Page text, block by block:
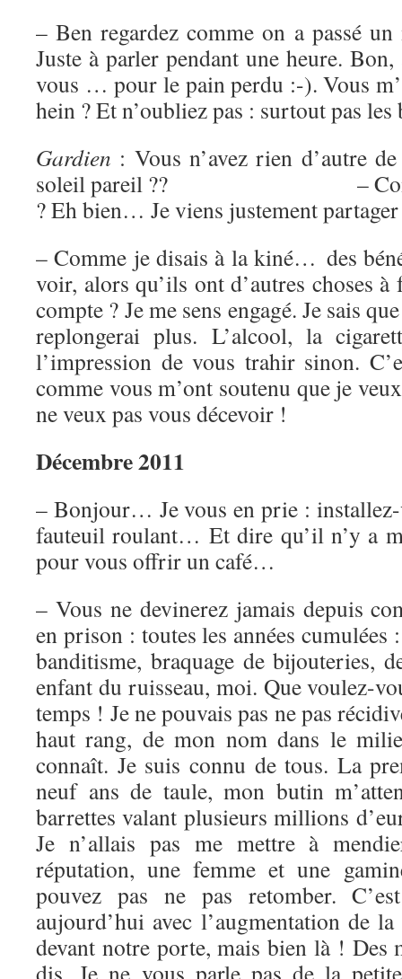
– Ben regardez comme on a passé
Juste à parler pendant une heure.
vous … pour le pain perdu :-). Vous
hein ? Et n’oubliez pas : surtout pas les
Gardien : Vous n’avez rien d’autre
soleil pareil ?? – Comme
? Eh bien… Je viens justement
– Comme je disais à la kiné… des
voir, alors qu’ils ont d’autres choses
compte ? Je me sens engagé. Je sais
replongerai plus. L’alcool, la
l’impression de vous trahir sinon.
comme vous m’ont soutenu que je
ne veux pas vous décevoir !
Décembre 2011
– Bonjour… Je vous en prie :
fauteuil roulant… Et dire qu’il n’y a
pour vous offrir un café…
– Vous ne devinerez jamais depuis
en prison : toutes les années cumulées
banditisme, braquage de bijouteries,
enfant du ruisseau, moi. Que voulez-
temps ! Je ne pouvais pas ne pas
haut rang, de mon nom dans le
connaît. Je suis connu de tous. La
neuf ans de taule, mon butin
barrettes valant plusieurs millions
Je n’allais pas me mettre à
réputation, une femme et une
pouvez pas ne pas retomber.
aujourd’hui avec l’augmentation de
devant notre porte, mais bien là ! Des
dis. Je ne vous parle pas de la